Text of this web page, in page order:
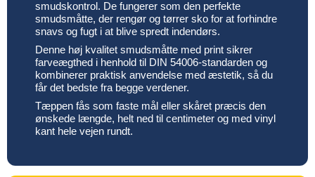
smudskontrol. De fungerer som den perfekte
smudsmåtte, der rengør og tørrer sko for at forhindre
snavs og fugt i at blive spredt indendørs.
Denne høj kvalitet smudsmåtte med print sikrer
farveægthed i henhold til DIN 54006-standarden og
kombinerer praktisk anvendelse med æstetik, så du
får det bedste fra begge verdener.
Tæppen fås som faste mål eller skåret præcis den
ønskede længde, helt ned til centimeter og med vinyl
kant hele vejen rundt.